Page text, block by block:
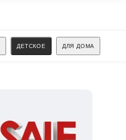
ДЕТСКОЕ ДЛЯ ДОМА